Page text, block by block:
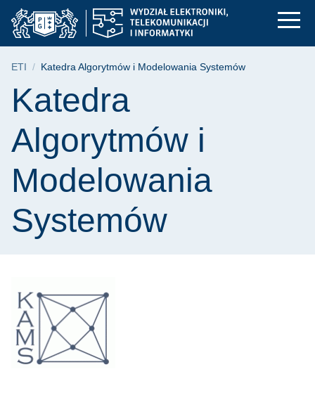
Przejdź
do
menu
Przejdź
do
wyszukiwarki
Przejdź
do
treści
Katedra
Ścieżka nawigacyjna
ETI Katedra Algorytmów i Modelowania Systemów
Treść strony
Katedra
Algorytmów i
Modelowania
Systemów